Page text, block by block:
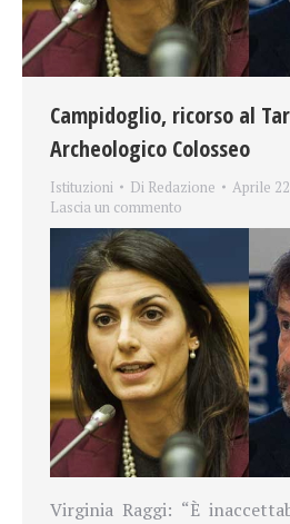
Campidoglio, ricorso al
Archeologico Colosseo
Istituzioni Di Redazione
Aprile
Lascia un commento
Virginia Raggi: “È